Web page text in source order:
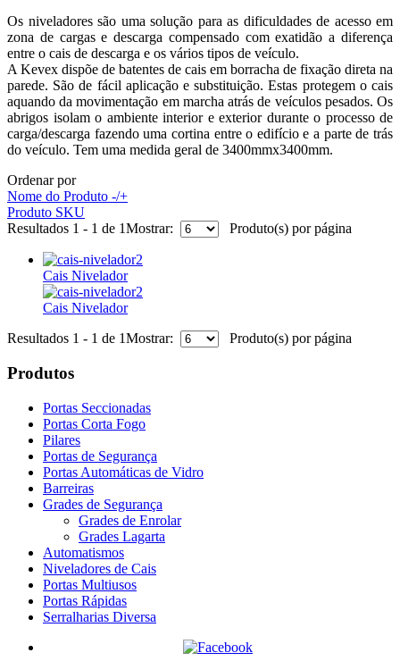
Os niveladores são uma solução para as dificuldades de acesso em
zona de cargas e descarga compensado com exatidão a diferença
entre o cais de descarga e os vários tipos de veículo.
A Kevex dispõe de batentes de cais em borracha de fixação direta na
parede. São de fácil aplicação e substituição. Estas protegem o cais
aquando da movimentação em marcha atrás de veículos pesados. Os
abrigos isolam o ambiente interior e exterior durante o processo de
carga/descarga fazendo uma cortina entre o edifício e a parte de trás
do veículo. Tem uma medida geral de 3400mmx3400mm.
Ordenar por
Nome do Produto -/+
Produto SKU
Resultados 1 - 1 de 1Mostrar: Produto(s) por página
Cais Nivelador
Cais Nivelador
Resultados 1 - 1 de 1Mostrar: Produto(s) por página
Produtos
Portas Seccionadas
Portas Corta Fogo
Pilares
Portas de Segurança
Portas Automáticas de Vidro
Barreiras
Grades de Segurança
Grades de Enrolar
Grades Lagarta
Automatismos
Niveladores de Cais
Portas Multiusos
Portas Rápidas
Serralharias Diversa